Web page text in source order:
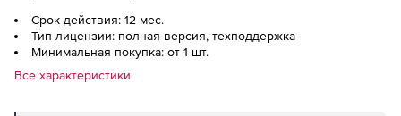
Срок действия: 12 мес.
Тип лицензии: полная версия, техподдержка
Минимальная покупка: от 1 шт.
Все характеристики